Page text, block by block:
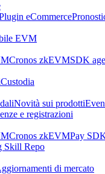
eCommerce
EVM
Cronos zkEVMSDK
Custodia
Novità sui prodotti
e registrazioni
Cronos zkEVMPay
Skill Repo
di mercato